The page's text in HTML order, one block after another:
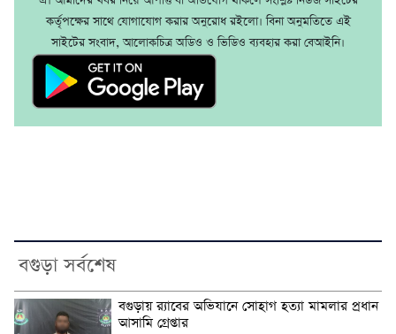
কর্তৃপক্ষের সাথে যোগাযোগ করার অনুরোধ রইলো। বিনা অনুমতিতে এই
সাইটের সংবাদ, আলোকচিত্র অডিও ও ভিডিও ব্যবহার করা বেআইনি।
বগুড়া সর্বশেষ
‎বগুড়ায় র‍্যাবের অভিযানে সোহাগ হত্যা মামলার প্রধান
আসামি গ্রেপ্তার